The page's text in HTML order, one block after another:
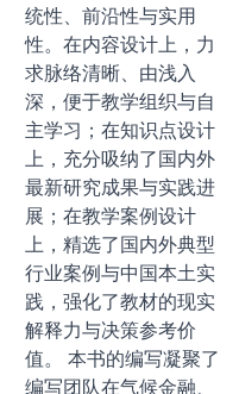
统性、前沿性与实用
性。在内容设计上，力
求脉络清晰、由浅入
深，便于教学组织与自
主学习；在知识点设计
上，充分吸纳了国内外
最新研究成果与实践进
展；在教学案例设计
上，精选了国内外典型
行业案例与中国本土实
践，强化了教材的现实
解释力与决策参考价
值。 本书的编写凝聚了
编写团队在气候金融、